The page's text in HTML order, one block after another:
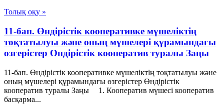
Толық оқу »
11-бап. Өндiрiстiк кооперативке мүшелiктiң
тоқтатылуы және оның мүшелерi құрамындағы
өзгерiстер Өндiрiстiк кооператив туралы Заңы
11-бап. Өндiрiстiк кооперативке мүшелiктiң тоқтатылуы және
оның мүшелерi құрамындағы өзгерiстер Өндiрiстiк
кооператив туралы Заңы 1. Кооператив мүшесi кооператив
басқарма...